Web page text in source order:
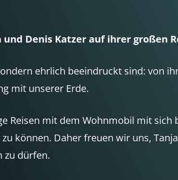
und Denis Katzer auf ihrer großen
ehrlich beeindruckt sind: von
mit unserer Erde.
Reisen mit dem Wohnmobil mit sich
können. Daher freuen wir uns,
zu dürfen.